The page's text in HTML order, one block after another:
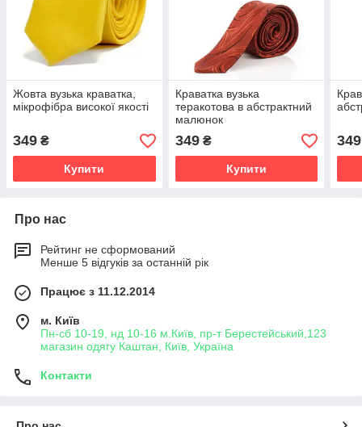
Жовта вузька краватка,
мікрофібра високої якості
349 ₴
Купити
Краватка вузька
теракотова в абстрактний
малюнок
349₴
Купити
349
Про нас
Рейтинг не сформований
Менше 5 відгуків за останній рік
Працює з 11.12.2014
м. Київ
Пн-сб 10-19, нд 10-16 м.Київ, пр-т Берестейський,123
магазин одягу Каштан, Київ, Україна
Контакти